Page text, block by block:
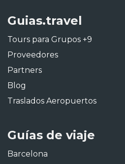
Guias.travel
Tours para Grupos +9
Proveedores
Partners
Blog
Traslados Aeropuertos
Guías de viaje
Barcelona